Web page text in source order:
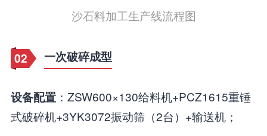
沙石料加工生产线流程图
02 一次破碎成型
设备配置：ZSW600×130给料机+PCZ1615重锤
式破碎机+3YK3072振动筛（2台）+输送机；